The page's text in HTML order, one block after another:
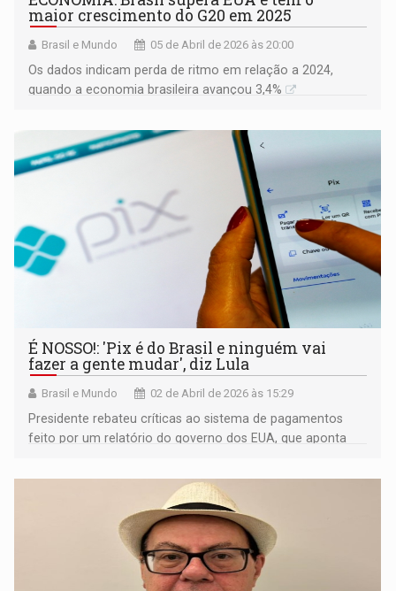
maior crescimento do G20 em 2025
Brasil e Mundo 05 de Abril de 2026 às 20:00
Os dados indicam perda de ritmo em relação a 2024,
quando a economia brasileira avançou 3,4%
É NOSSO!: 'Pix é do Brasil e ninguém vai
fazer a gente mudar', diz Lula
Brasil e Mundo 02 de Abril de 2026 às 15:29
Presidente rebateu críticas ao sistema de pagamentos
feito por um relatório do governo dos EUA, que aponta